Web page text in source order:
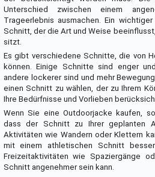
Unterschied zwischen einem
Trageerlebnis ausmachen. Ein
Schnitt, der die Art und Weise
sitzt.
Es gibt verschiedene Schnitte, die von
können. Einige Schnitte sind enger
andere lockerer sind und mehr
einen Schnitt zu wählen, der zu Ihrem
Ihre Bedürfnisse und Vorlieben
Wenn Sie eine Outdoorjacke kaufen,
dass der Schnitt zu Ihrer geplanten
Aktivitäten wie Wandern oder Klettern
mit einem athletischen Schnitt
Freizeitaktivitäten wie Spaziergänge
Schnitt angenehmer sein kann.